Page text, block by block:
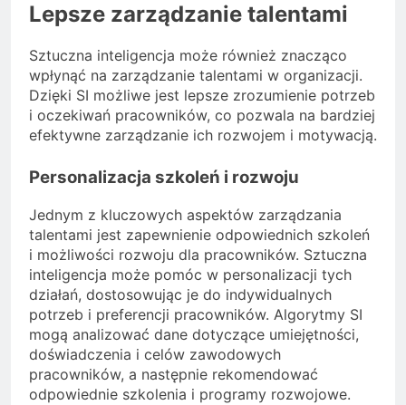
Lepsze zarządzanie talentami
Sztuczna inteligencja może również znacząco
wpłynąć na zarządzanie talentami w organizacji.
Dzięki SI możliwe jest lepsze zrozumienie potrzeb
i oczekiwań pracowników, co pozwala na bardziej
efektywne zarządzanie ich rozwojem i motywacją.
Personalizacja szkoleń i rozwoju
Jednym z kluczowych aspektów zarządzania
talentami jest zapewnienie odpowiednich szkoleń
i możliwości rozwoju dla pracowników. Sztuczna
inteligencja może pomóc w personalizacji tych
działań, dostosowując je do indywidualnych
potrzeb i preferencji pracowników. Algorytmy SI
mogą analizować dane dotyczące umiejętności,
doświadczenia i celów zawodowych
pracowników, a następnie rekomendować
odpowiednie szkolenia i programy rozwojowe.